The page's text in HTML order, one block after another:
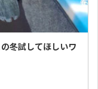
冬試してほしいワ